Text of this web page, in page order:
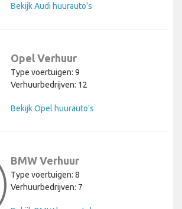
Bekijk Audi huurauto's
Opel Verhuur
Type voertuigen: 9
Verhuurbedrijven: 12
Bekijk Opel huurauto's
BMW Verhuur
Type voertuigen: 8
Verhuurbedrijven: 7